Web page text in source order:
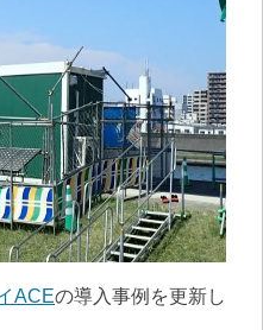
ACEの導入事例を更新し